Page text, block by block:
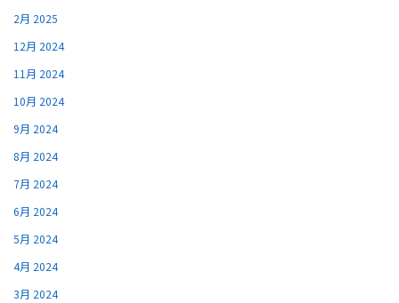
2月 2025
12月 2024
11月 2024
10月 2024
9月 2024
8月 2024
7月 2024
6月 2024
5月 2024
4月 2024
3月 2024